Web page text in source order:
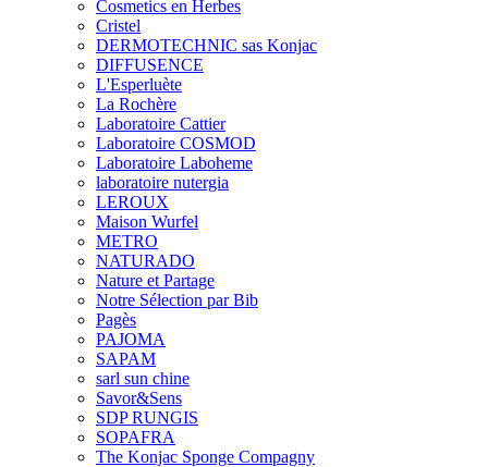
Cosmetics en Herbes
Cristel
DERMOTECHNIC sas Konjac
DIFFUSENCE
L'Esperluète
La Rochère
Laboratoire Cattier
Laboratoire COSMOD
Laboratoire Laboheme
laboratoire nutergia
LEROUX
Maison Wurfel
METRO
NATURADO
Nature et Partage
Notre Sélection par Bib
Pagès
PAJOMA
SAPAM
sarl sun chine
Savor&Sens
SDP RUNGIS
SOPAFRA
The Konjac Sponge Compagny